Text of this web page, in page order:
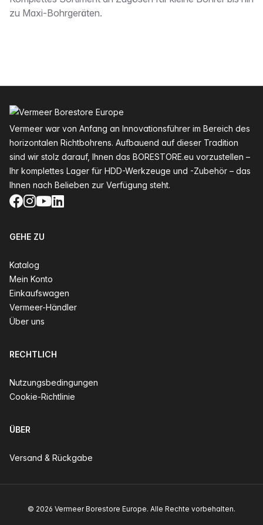
zu Maxi-Bohrgeräten.
Vermeer war von Anfang an Innovationsführer im Bereich des
horizontalen Richtbohrens. Aufbauend auf dieser Tradition
sind wir stolz darauf, Ihnen das BORESTORE.eu vorzustellen –
Ihr komplettes Lager für HDD-Werkzeuge und -Zubehör – das
Ihnen nach Belieben zur Verfügung steht.
Facebook
Instagram
YouTube
LinkedIn
GEHE ZU
Katalog
Mein Konto
Einkaufswagen
Vermeer-Händler
Über uns
RECHTLICH
Nutzungsbedingungen
Cookie-Richtlinie
ÜBER
Versand & Rückgabe
© 2026 Vermeer Borestore Europe. Alle Rechte vorbehalten.